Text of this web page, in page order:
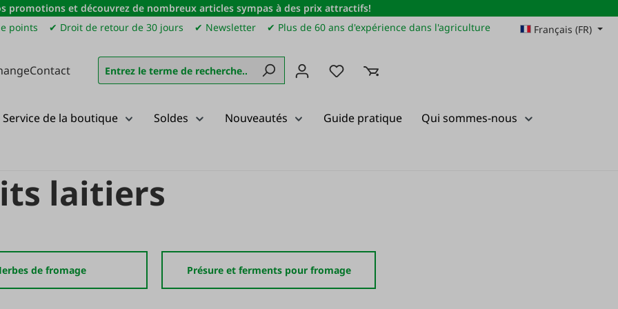
promotions et découvrez de nombreux articles sympas à des prix attractifs!
points ✔ Droit de retour de 30 jours ✔ Newsletter ✔ Plus de 60 ans d'expérience dans l'agriculture Français (FR)
Contact Vous avez 0 articles dans votre liste de souhaits
Service de la boutique Soldes Nouveautés Guide pratique Qui sommes-nous
laitiers
de fromage Présure et ferments pour fromage